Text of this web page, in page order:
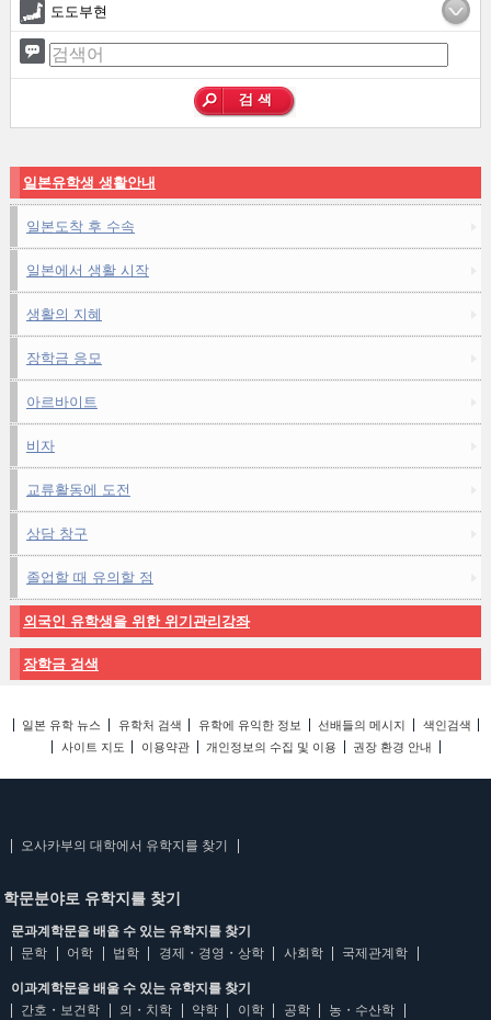
도도부현
일본유학생 생활안내
일본도착 후 수속
일본에서 생활 시작
생활의 지혜
장학금 응모
아르바이트
비자
교류활동에 도전
상담 창구
졸업할 때 유의할 점
외국인 유학생을 위한 위기관리강좌
장학금 검색
일본 유학 뉴스 유학처 검색 유학에 유익한 정보 선배들의 메시지
색인검색
사이트 지도
이용약관 개인정보의 수집 및 이용 권장 환경 안내
오사카부의 대학에서 유학지를 찾기
학문분야로 유학지를 찾기
문과계학문을 배울 수 있는 유학지를 찾기
문학
어학 법학 경제・경영・상학 사회학 국제관계학
이과계학문을 배울 수 있는 유학지를 찾기
간호・보건학
의・치학 약학 이학 공학 농・수산학